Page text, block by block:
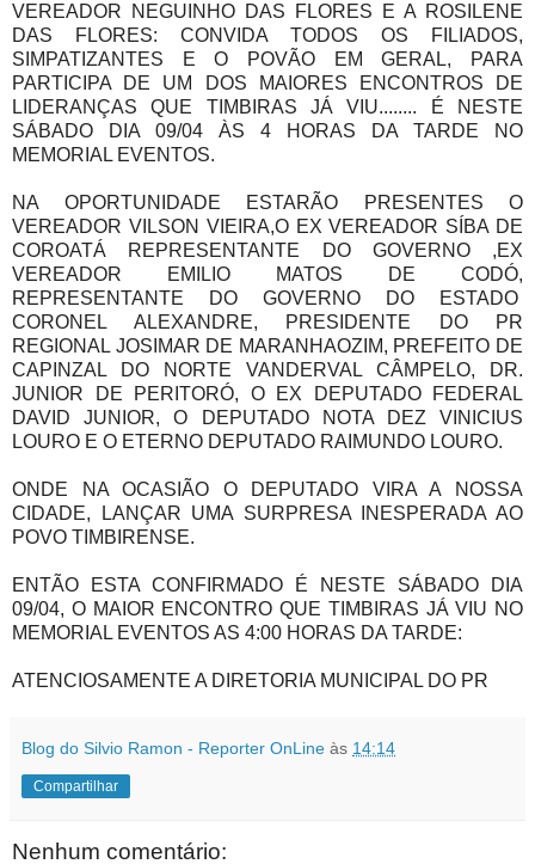
VEREADOR NEGUINHO DAS FLORES E A ROSILENE
DAS FLORES: CONVIDA TODOS OS FILIADOS,
SIMPATIZANTES E O POVÃO EM GERAL, PARA
PARTICIPA DE UM DOS MAIORES ENCONTROS DE
LIDERANÇAS QUE TIMBIRAS JÁ VIU........ É NESTE
SÁBADO DIA 09/04 ÀS 4 HORAS DA TARDE NO
MEMORIAL EVENTOS.
NA OPORTUNIDADE ESTARÃO PRESENTES O
VEREADOR VILSON VIEIRA,O EX VEREADOR SÍBA DE
COROATÁ REPRESENTANTE DO GOVERNO ,EX
VEREADOR EMILIO MATOS DE CODÓ,
REPRESENTANTE DO GOVERNO DO ESTADO
CORONEL ALEXANDRE, PRESIDENTE DO PR
REGIONAL JOSIMAR DE MARANHAOZIM, PREFEITO DE
CAPINZAL DO NORTE VANDERVAL CÂMPELO, DR.
JUNIOR DE PERITORÓ, O EX DEPUTADO FEDERAL
DAVID JUNIOR, O DEPUTADO NOTA DEZ VINICIUS
LOURO E O ETERNO DEPUTADO RAIMUNDO LOURO.
ONDE NA OCASIÃO O DEPUTADO VIRA A NOSSA
CIDADE, LANÇAR UMA SURPRESA INESPERADA AO
POVO TIMBIRENSE.
ENTÃO ESTA CONFIRMADO É NESTE SÁBADO DIA
09/04, O MAIOR ENCONTRO QUE TIMBIRAS JÁ VIU NO
MEMORIAL EVENTOS AS 4:00 HORAS DA TARDE:
ATENCIOSAMENTE A DIRETORIA MUNICIPAL DO PR
Blog do Silvio Ramon - Reporter OnLine às 14:14
Compartilhar
Nenhum comentário: